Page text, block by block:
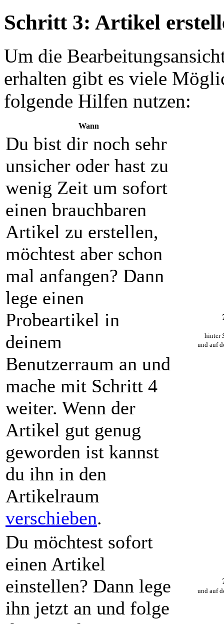
Schritt 3: Artikel
Um die
erhalten gibt es viele
folgende Hilfen nutzen:
Wann
Du bist dir noch sehr
unsicher oder hast zu
wenig Zeit um sofort
einen brauchbaren
Artikel zu erstellen,
möchtest aber schon
mal anfangen? Dann
lege einen
Probeartikel in
deinem
Benutzerraum an und
mache mit Schritt 4
weiter. Wenn der
Artikel gut genug
geworden ist kannst
du ihn in den
Artikelraum
verschieben.
hinter
und auf
Du möchtest sofort
einen Artikel
einstellen? Dann lege
ihn jetzt an und folge
und auf